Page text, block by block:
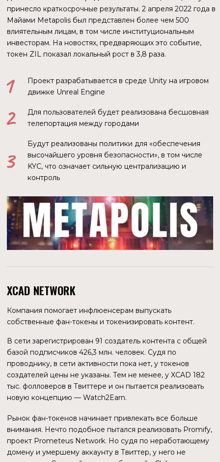
В целом, впечатление от экосистемы Zilliqa
неоднозначное. Успешных децентрализованных
приложений на блокчейне пока нет, трудно назвать
успехом показатели ZilSwap. Определенный интерес
вызывает сервис LunarCrush, анализ социальной
составляющей крипторынка может вырасти в большой
бизнес. Самый потенциально интересный проект —
Metapolis. С уверенностью можно сказать, что
платформы могут принести отличные результаты в очень
недалеком будущем.
Напрашивается вопрос: как финтех-компания, которая
не смогла за два года набрать вменяемое количество
подписчиков в социальных аккаунтах кошелька,
планирует развивать банк?
Сеть Tyron разрабатывает кошелек для стейкинга,
основанный на децентрализованной идентификации.
Разработчики коллекции NFT запустили магазин с
NFT для Zilliqa.
ДРУГИЕ ПРОЕКТЫ
ВПЕЧАТЛЕНИЯ ОТ ЭКОСИСТЕМЫ
Частная сингапурская биржа Hg Exchange (HGX),
инвестором которой является сингапурское отделение
Binance, занимается листингом security-токенов, а также
Zilliqa, как один из основателей биржи и поставщик
технологий, способствовала токенизации редкой
коллекции виски «Casks of Distinction». Токенизировав
его как ценную бумагу, обеспеченную активами, Zilliqa
предоставила аккредитованным инвесторам
возможность владеть частью этого ранее неликвидного
актива.
на регистрацию создатели контента.